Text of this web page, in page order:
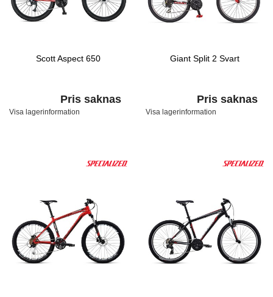
Scott Aspect 650
Pris saknas
Visa lagerinformation
Giant Split 2 Svart
Pris saknas
Visa lagerinformation